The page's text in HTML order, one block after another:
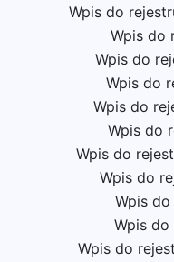
Wpis do
Wpis do
Wpis do
Wpis do
Wpis do
Wpis do
Wpis do
Wpis do
Wpis
Wpis
Wpis do